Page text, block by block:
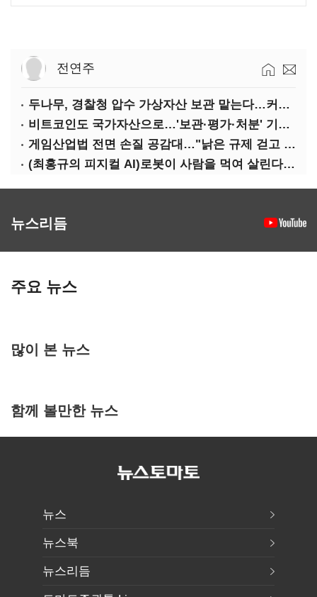
전연주
두나무, 경찰청 압수 가상자산 보관 맡는다…커스터디 사업 최종 낙찰
비트코인도 국가자산으로…'보관·평가·처분' 기준은 숙제
게임산업법 전면 손질 공감대…"낡은 규제 걷고 안전장치 촘촘히 해야"
(최홍규의 피지컬 AI)로봇이 사람을 먹여 살린다, 그런데 언제 먹여야 할지는 모른다
뉴스리듬
주요 뉴스
많이 본 뉴스
함께 볼만한 뉴스
뉴스
뉴스북
뉴스리듬